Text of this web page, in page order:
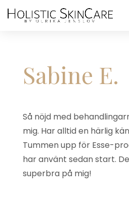
Sabine E.
Så nöjd med
mig. Har alltid en härlig
Tummen upp för Esse-
har använt sedan start.
superbra på mig!